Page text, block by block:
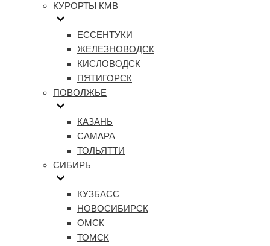
КУРОРТЫ КМВ
ЕССЕНТУКИ
ЖЕЛЕЗНОВОДСК
КИСЛОВОДСК
ПЯТИГОРСК
ПОВОЛЖЬЕ
КАЗАНЬ
САМАРА
ТОЛЬЯТТИ
СИБИРЬ
КУЗБАСС
НОВОСИБИРСК
ОМСК
ТОМСК